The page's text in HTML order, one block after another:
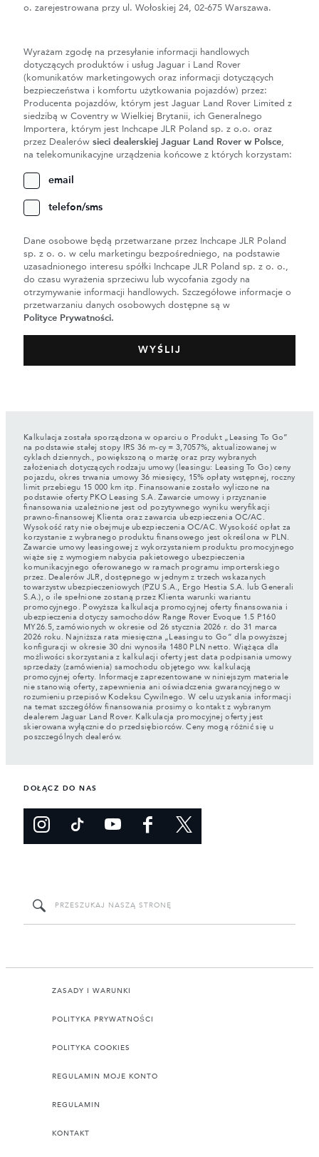
o. zarejestrowana przy ul. Wołoskiej 24, 02-675 Warszawa.
Wyrażam zgodę na przesyłanie informacji handlowych
dotyczących produktów i usług Jaguar i Land Rover
(komunikatów marketingowych oraz informacji dotyczących
bezpieczeństwa i komfortu użytkowania pojazdów) przez:
Producenta pojazdów, którym jest Jaguar Land Rover Limited z
siedzibą w Coventry w Wielkiej Brytanii, ich Generalnego
Importera, którym jest Inchcape JLR Poland sp. z o.o. oraz
przez Dealerów sieci dealerskiej Jaguar Land Rover w Polsce,
na telekomunikacyjne urządzenia końcowe z których korzystam:
email
telefon/sms
Dane osobowe będą przetwarzane przez Inchcape JLR Poland
sp. z o. o. w celu marketingu bezpośredniego, na podstawie
uzasadnionego interesu spółki Inchcape JLR Poland sp. z o. o.,
do czasu wyrażenia sprzeciwu lub wycofania zgody na
otrzymywanie informacji handlowych. Szczegółowe informacje o
przetwarzaniu danych osobowych dostępne są w
Polityce Prywatności.
Kalkulacja została sporządzona w oparciu o Produkt „Leasing To Go”
na podstawie stałej stopy IRS 36 m-cy = 3,7057%, aktualizowanej w
cyklach dziennych., powiększoną o marżę oraz przy wybranych
założeniach dotyczących rodzaju umowy (leasingu: Leasing To Go) ceny
pojazdu, okres trwania umowy 36 miesięcy, 15% opłaty wstępnej, roczny
limit przebiegu 15 000 km itp. Finansowanie zostało wyliczone na
podstawie oferty PKO Leasing S.A. Zawarcie umowy i przyznanie
finansowania uzależnione jest od pozytywnego wyniku weryfikacji
prawno-finansowej Klienta oraz zawarcia ubezpieczenia OC/AC.
Wysokość raty nie obejmuje ubezpieczenia OC/AC. Wysokość opłat za
korzystanie z wybranego produktu finansowego jest określona w PLN.
Zawarcie umowy leasingowej z wykorzystaniem produktu promocyjnego
wiąże się z wymogiem nabycia pakietowego ubezpieczenia
komunikacyjnego oferowanego w ramach programu importerskiego
przez. Dealerów JLR, dostępnego w jednym z trzech wskazanych
towarzystw ubezpieczeniowych (PZU S.A., Ergo Hestia S.A. lub Generali
S.A.), o ile spełnione zostaną przez Klienta warunki wariantu
promocyjnego. Powyższa kalkulacja promocyjnej oferty finansowania i
ubezpieczenia dotyczy samochodów Range Rover Evoque 1.5 P160
MY26.5, zamówionych w okresie od 26 stycznia 2026 r. do 31 marca
2026 roku. Najniższa rata miesięczna „Leasingu to Go” dla powyższej
konfiguracji w okresie 30 dni wynosiła 1480 PLN netto. Wiążąca dla
możliwości skorzystania z kalkulacji oferty jest data podpisania umowy
sprzedaży (zamówienia) samochodu objętego ww. kalkulacją
promocyjnej oferty. Informacje zaprezentowane w niniejszym materiale
nie stanowią oferty, zapewnienia ani oświadczenia gwarancyjnego w
rozumieniu przepisów Kodeksu Cywilnego. W celu uzyskania informacji
na temat szczegółów finansowania prosimy o kontakt z wybranym
dealerem Jaguar Land Rover. Kalkulacja promocyjnej oferty jest
skierowana wyłącznie do przedsiębiorców. Ceny mogą różnić się u
poszczególnych dealerów.
DOŁĄCZ DO NAS
ZASADY I WARUNKI
POLITYKA PRYWATNOŚCI
POLITYKA COOKIES
REGULAMIN MOJE KONTO
REGULAMIN
KONTAKT